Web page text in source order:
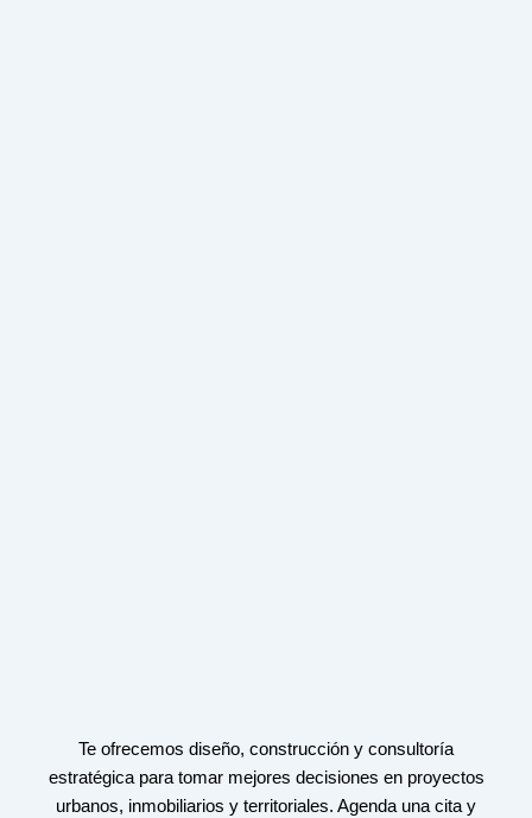
Te ofrecemos diseño, construcción y consultoría
estratégica para tomar mejores decisiones en proyectos
urbanos, inmobiliarios y territoriales. Agenda una cita y